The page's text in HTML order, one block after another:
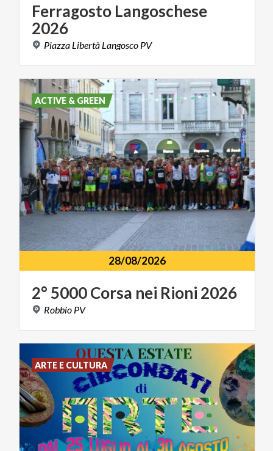
Ferragosto Langoschese
2026
Piazza Libertà Langosco PV
28/08/2026
2° 5000Corsa nei Rioni 2026
Robbio PV
ACTIVE & GREEN
ARTE E CULTURA